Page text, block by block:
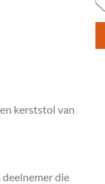
kerststol van
deelnemer die